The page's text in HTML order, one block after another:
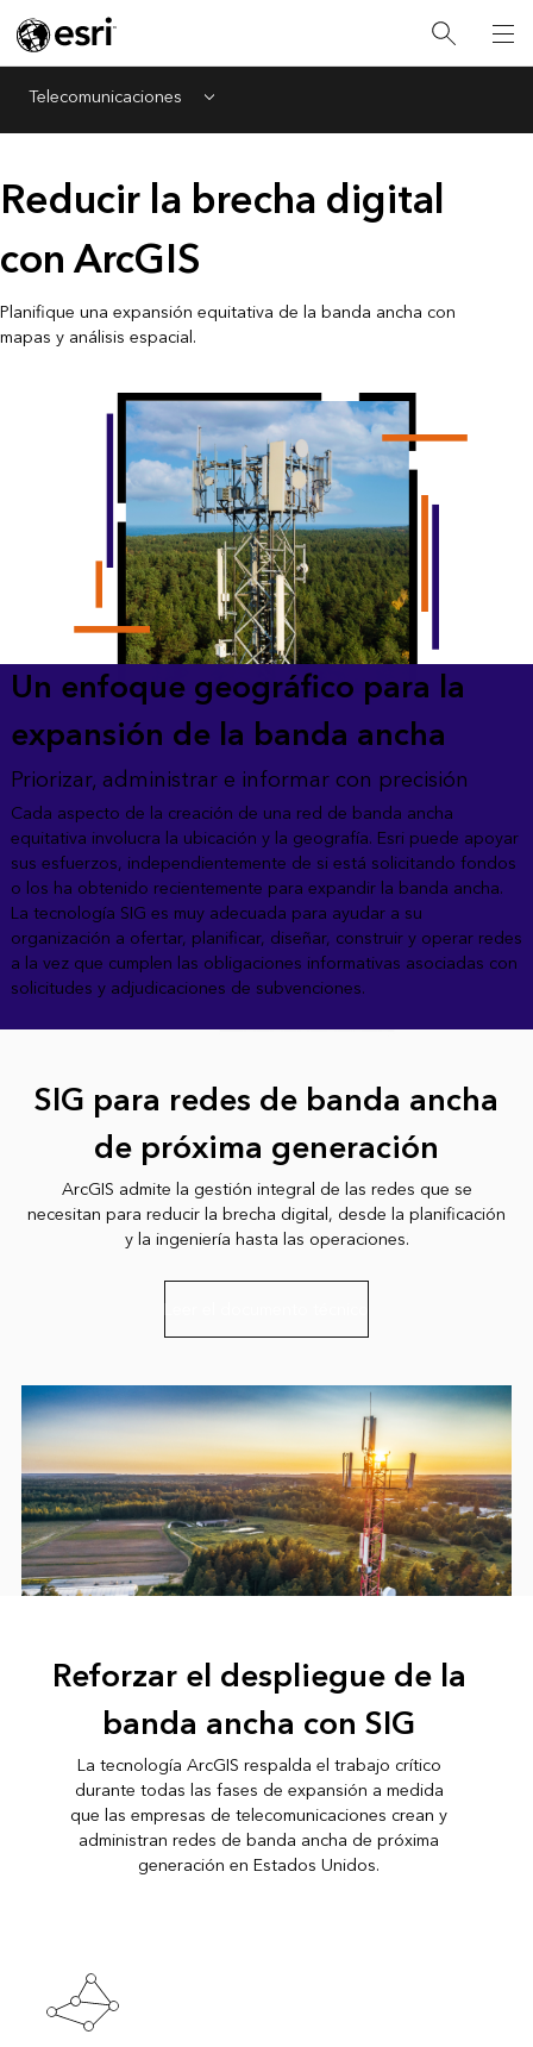
Telecomunicaciones Menu
Reducir la brecha digital
con ArcGIS
Planifique una expansión equitativa de la banda ancha con
mapas y análisis espacial.
Un enfoque geográfico para la
expansión de la banda ancha
Priorizar, administrar e informar con precisión
Cada aspecto de la creación de una red de banda ancha
equitativa involucra la ubicación y la geografía. Esri puede apoyar
sus esfuerzos, independientemente de si está solicitando fondos
o los ha obtenido recientemente para expandir la banda ancha.
La tecnología SIG es muy adecuada para ayudar a su
organización a ofertar, planificar, diseñar, construir y operar redes
a la vez que cumplen las obligaciones informativas asociadas con
solicitudes y adjudicaciones de subvenciones.
SIG para redes de banda ancha
de próxima generación
ArcGIS admite la gestión integral de las redes que se
necesitan para reducir la brecha digital, desde la planificación
y la ingeniería hasta las operaciones.
Leer el documento técnico
Reforzar el despliegue de la
banda ancha con SIG
La tecnología ArcGIS respalda el trabajo crítico
durante todas las fases de expansión a medida
que las empresas de telecomunicaciones crean y
administran redes de banda ancha de próxima
generación en Estados Unidos.